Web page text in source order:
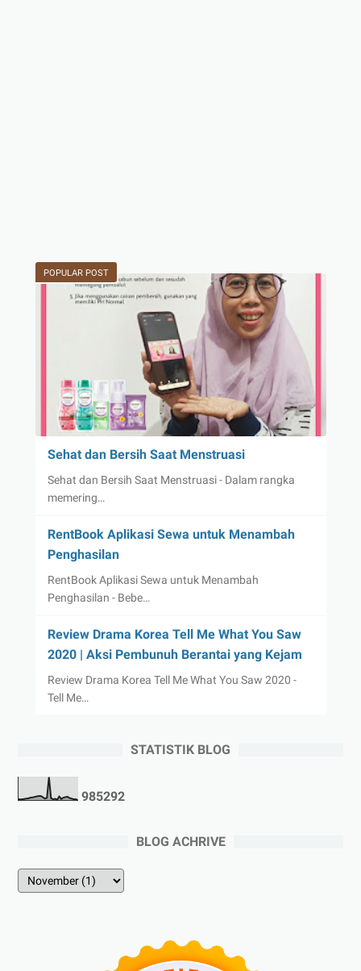
POPULAR POST
Sehat dan Bersih Saat Menstruasi
Sehat dan Bersih Saat Menstruasi - Dalam rangka
memering…
RentBook Aplikasi Sewa untuk Menambah
Penghasilan
RentBook Aplikasi Sewa untuk Menambah
Penghasilan - Bebe…
Review Drama Korea Tell Me What You Saw
2020 | Aksi Pembunuh Berantai yang Kejam
Review Drama Korea Tell Me What You Saw 2020 -
Tell Me…
STATISTIK BLOG
985292
BLOG ACHRIVE